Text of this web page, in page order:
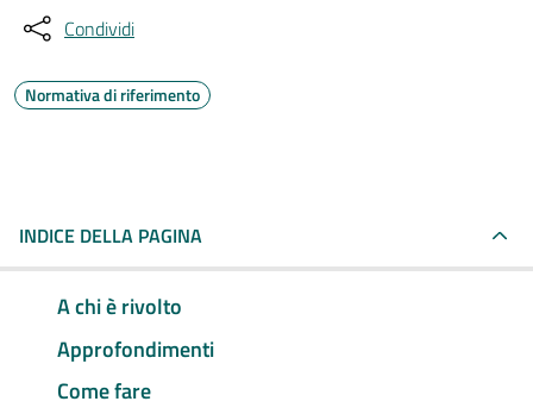
Condividi
Normativa di riferimento
INDICE DELLA PAGINA
A chi è rivolto
Approfondimenti
Come fare